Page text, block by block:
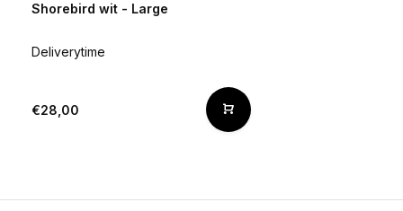
Shorebird wit - Large
Deliverytime
€28,00